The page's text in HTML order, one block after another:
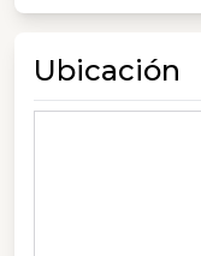
Ubicación